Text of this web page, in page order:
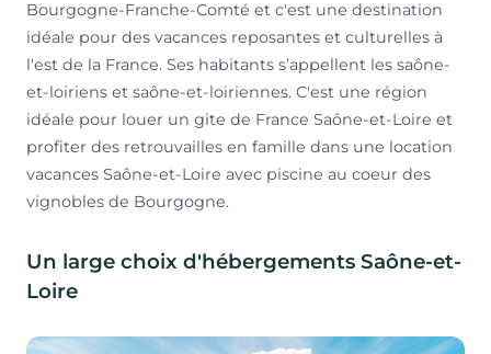
Bourgogne-Franche-Comté et c'est une destination
idéale pour des vacances reposantes et culturelles à
l'est de la France. Ses habitants s’appellent les saône-
et-loiriens et saône-et-loiriennes. C'est une région
idéale pour louer un gite de France Saône-et-Loire et
profiter des retrouvailles en famille dans une location
vacances Saône-et-Loire avec piscine au coeur des
vignobles de Bourgogne.
Un large choix d'hébergements Saône-et-
Loire